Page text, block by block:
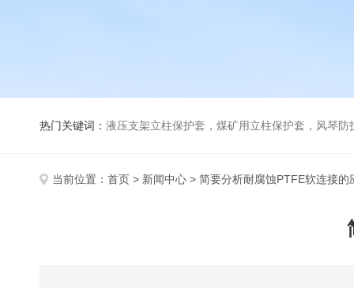
热门关键词： 液压支架立柱保护套，煤矿用立柱保护套，风琴
当前位置： 首页 > 新闻中心 > 简要分析耐腐蚀PTFE软连接的